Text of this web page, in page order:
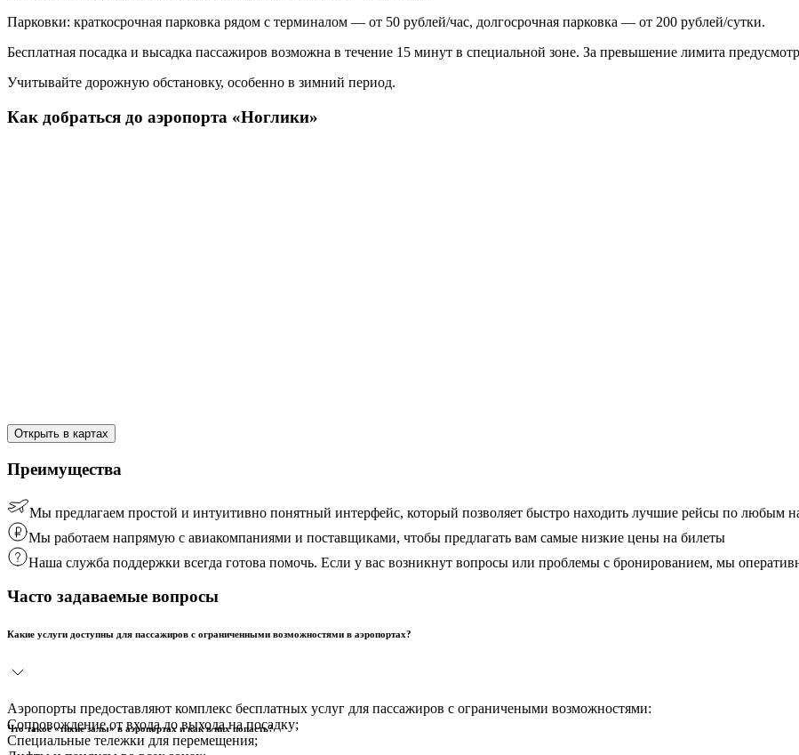
Парковки: краткосрочная парковка рядом с терминалом — от 50 рублей/час, долгосрочная парковка — от 200 рублей/сутки.
Бесплатная посадка и высадка пассажиров возможна в течение 15 минут в специальной зоне. За превышение лимита
Учитывайте дорожную обстановку, особенно в зимний период.
Как добраться до аэропорта «Ноглики»
Открыть в картах
Преимущества
Мы предлагаем простой и интуитивно понятный интерфейс, который позволяет быстро находить лучшие рейсы по любым
Мы работаем напрямую с авиакомпаниями и поставщиками, чтобы предлагать вам самые низкие цены на билеты
Наша служба поддержки всегда готова помочь. Если у вас возникнут вопросы или проблемы с бронированием, мы
Часто задаваемые вопросы
Какие услуги доступны для пассажиров с ограниченными возможностями в аэропортах?
Аэропорты предоставляют комплекс бесплатных услуг для пассажиров с ограничеными возможностями:
Сопровождение от входа до выхода на посадку;
Специальные тележки для перемещения;
Что такое «тихие залы» в аэропортах и как в них попасть?